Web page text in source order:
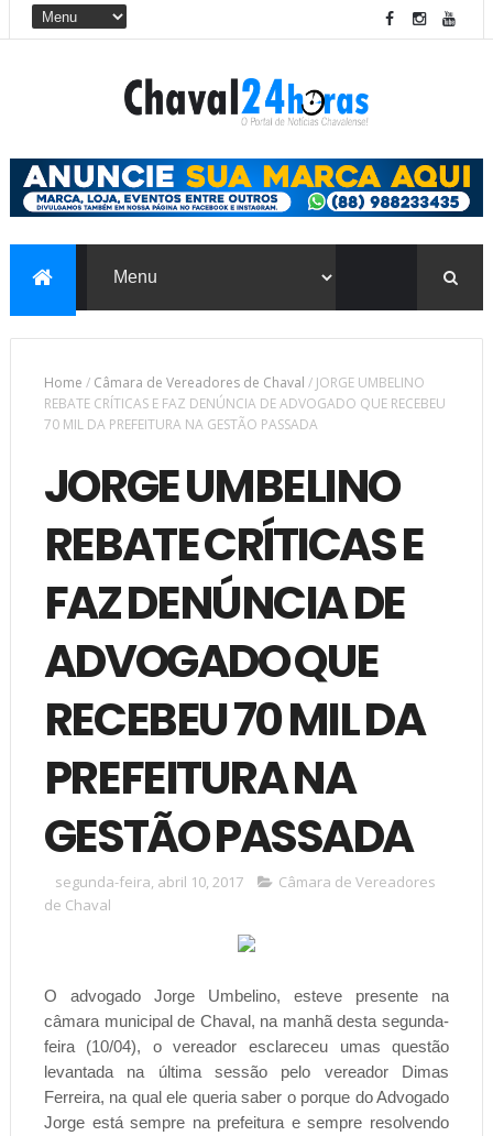
Home / Câmara de Vereadores de Chaval / JORGE UMBELINO
REBATE CRÍTICAS E FAZ DENÚNCIA DE ADVOGADO QUE RECEBEU
70 MIL DA PREFEITURA NA GESTÃO PASSADA
JORGE UMBELINO
REBATE CRÍTICAS E
FAZ DENÚNCIA DE
ADVOGADO QUE
RECEBEU 70 MIL DA
PREFEITURA NA
GESTÃO PASSADA
segunda-feira, abril 10, 2017
Câmara de Vereadores
de Chaval
O advogado Jorge Umbelino, esteve presente na
câmara municipal de Chaval, na manhã desta segunda-
feira (10/04), o vereador esclareceu umas questão
levantada na última sessão pelo vereador Dimas
Ferreira, na qual ele queria saber o porque do Advogado
Jorge está sempre na prefeitura e sempre resolvendo